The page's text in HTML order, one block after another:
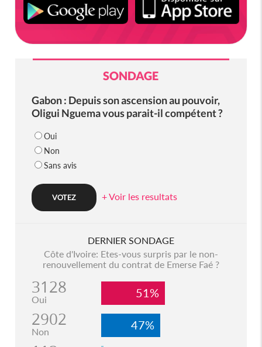
SONDAGE
Gabon : Depuis son ascension au pouvoir,
Oligui Nguema vous parait-il compétent ?
Oui
Non
Sans avis
+ Voir les resultats
DERNIER SONDAGE
Côte d'Ivoire: Etes-vous surpris par le non-
renouvellement du contrat de Emerse Faé ?
3128
Oui 51%
2902
Non 47%